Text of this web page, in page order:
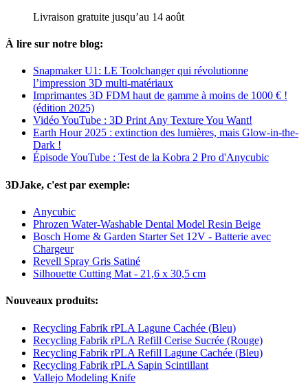
Livraison gratuite jusqu’au 14 août
À lire sur notre blog:
Snapmaker U1: LE Toolchanger qui révolutionne
l’impression 3D multi-matériaux
Imprimantes 3D FDM haut de gamme à moins de 1000 € !
(édition 2025)
Vidéo YouTube : 3D Print Any Texture You Want!
Earth Hour 2025 : extinction des lumières, mais Glow-in-the-
Dark !
Épisode YouTube : Test de la Kobra 2 Pro d'Anycubic
3DJake, c'est par exemple:
Anycubic
Phrozen Water-Washable Dental Model Resin Beige
Bosch Home & Garden Starter Set 12V - Batterie avec
Chargeur
Revell Spray Gris Satiné
Silhouette Cutting Mat - 21,6 x 30,5 cm
Nouveaux produits:
Recycling Fabrik rPLA Lagune Cachée (Bleu)
Recycling Fabrik rPLA Refill Cerise Sucrée (Rouge)
Recycling Fabrik rPLA Refill Lagune Cachée (Bleu)
Recycling Fabrik rPLA Sapin Scintillant
Vallejo Modeling Knife